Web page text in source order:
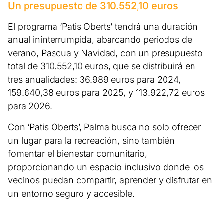
Un presupuesto de 310.552,10 euros
El programa ‘Patis Oberts’ tendrá una duración
anual ininterrumpida, abarcando periodos de
verano, Pascua y Navidad, con un presupuesto
total de 310.552,10 euros, que se distribuirá en
tres anualidades: 36.989 euros para 2024,
159.640,38 euros para 2025, y 113.922,72 euros
para 2026.
Con ‘Patis Oberts’, Palma busca no solo ofrecer
un lugar para la recreación, sino también
fomentar el bienestar comunitario,
proporcionando un espacio inclusivo donde los
vecinos puedan compartir, aprender y disfrutar en
un entorno seguro y accesible.